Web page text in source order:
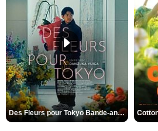
Des Fleurs pour Tokyo Bande-annonce VO STFR